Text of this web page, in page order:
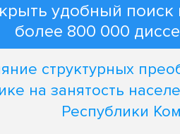
удобный поиск
более 800 000
структурных
на занятость
Республики